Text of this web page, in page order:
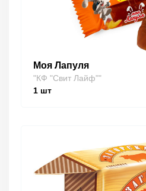
Моя Лапуля
"КФ "Свит Лайф""
1 шт